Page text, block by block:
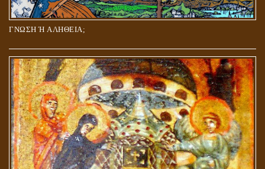
ΓΝΩΣΗ Ή ΑΛΗΘΕΙΑ;